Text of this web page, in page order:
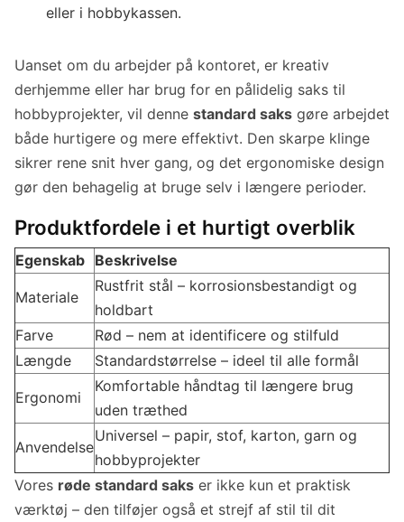
eller i hobbykassen.
Uanset om du arbejder på kontoret, er kreativ
derhjemme eller har brug for en pålidelig saks til
hobbyprojekter, vil denne standard saks gøre arbejdet
både hurtigere og mere effektivt. Den skarpe klinge
sikrer rene snit hver gang, og det ergonomiske design
gør den behagelig at bruge selv i længere perioder.
Produktfordele i et hurtigt overblik
Egenskab Beskrivelse
Materiale
Rustfrit stål – korrosionsbestandigt og
holdbart
Farve
Rød – nem at identificere og stilfuld
Længde
Standardstørrelse – ideel til alle formål
Ergonomi
Komfortable håndtag til længere brug
uden træthed
Anvendelse
Universel – papir, stof, karton, garn og
hobbyprojekter
Vores røde standard saks er ikke kun et praktisk
værktøj – den tilføjer også et strejf af stil til dit